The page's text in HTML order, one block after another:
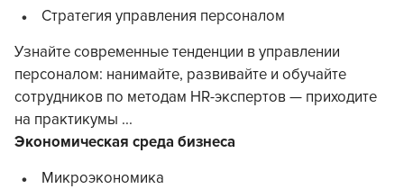
Стратегия управления персоналом
Узнайте современные тенденции в управлении
персоналом: нанимайте, развивайте и обучайте
сотрудников по методам HR-экспертов — приходите
на практикумы ...
Экономическая среда бизнеса
Микроэкономика